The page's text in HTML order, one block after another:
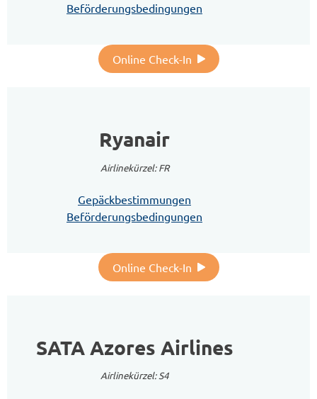
Beförderungsbedingungen
Online Check-In
Ryanair
Airlinekürzel: FR
Gepäckbestimmungen
Beförderungsbedingungen
Online Check-In
SATA Azores Airlines
Airlinekürzel: S4